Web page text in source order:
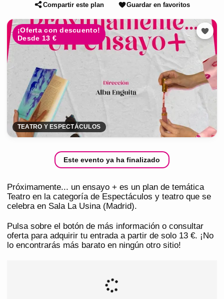
Compartir este plan Guardar en favoritos
¡Oferta con descuento!
Desde 13 €
TEATRO Y ESPECTÁCULOS
Este evento ya ha finalizado
Próximamente... un ensayo + es un plan de temática
Teatro en la categoría de Espectáculos y teatro que se
celebra en Sala La Usina (Madrid).
Pulsa sobre el botón de más información o consultar
oferta para adquirir tu entrada a partir de solo 13 €. ¡No
lo encontrarás más barato en ningún otro sitio!